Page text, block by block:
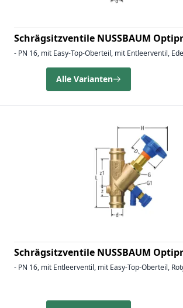
Schrägsitzventile NUSSBAUM
- PN 16, mit Easy-Top-Oberteil, mit Entleerventil,
Alle Varianten
Schrägsitzventile NUSSBAUM
- PN 16, mit Entleerventil, mit Easy-Top-Oberteil,